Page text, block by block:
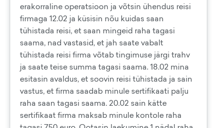
erakorraline operatsioon ja võtsin ühendus reisi
firmaga 12.02 ja küsisin nõu kuidas saan
tühistada reisi, et saan mingeid raha tagasi
saama, nad vastasid, et jah saate vabalt
tühistada reisi​ firma võtab tingimuse järgi trahv
ja saate teise summa tagasi saama. 18.02 mina
esitasin avaldus, et soovin reisi tühistada ja sain
vastus, et firma saadab minule sertifikaati palju
raha saan tagasi saama. 20.02 sain kätte
sertifikaat​ firma maksab minule​ kontole raha